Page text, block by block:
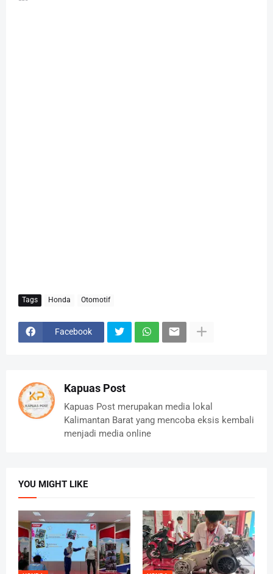
Tags Honda Otomotif
Facebook
Kapuas Post
Kapuas Post merupakan media lokal
Kalimantan Barat yang mencoba eksis kembali
menjadi media online
YOU MIGHT LIKE